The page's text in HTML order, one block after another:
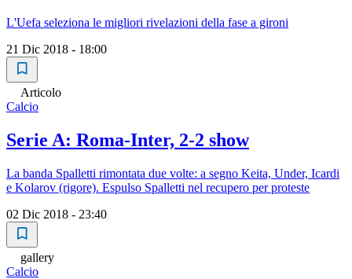
L'Uefa seleziona le migliori rivelazioni della fase a gironi
21 Dic 2018 - 18:00
Articolo
Calcio
Serie A: Roma-Inter, 2-2 show
La banda Spalletti rimontata due volte: a segno Keita, Under, Icardi
e Kolarov (rigore). Espulso Spalletti nel recupero per proteste
02 Dic 2018 - 23:40
gallery
Calcio